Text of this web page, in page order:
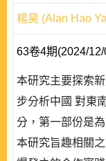
楊昊 (Alan Hao
63卷4期(2024/12/
本研究主要探索
步分析中國 對東
分，第一部份是
本研究旨趣相關